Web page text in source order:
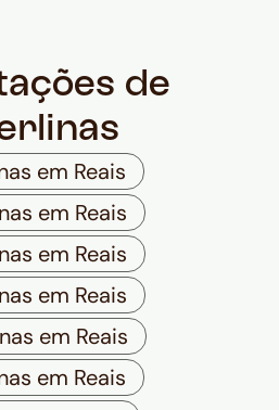
de
em Reais
em Reais
em Reais
em Reais
em Reais
em Reais